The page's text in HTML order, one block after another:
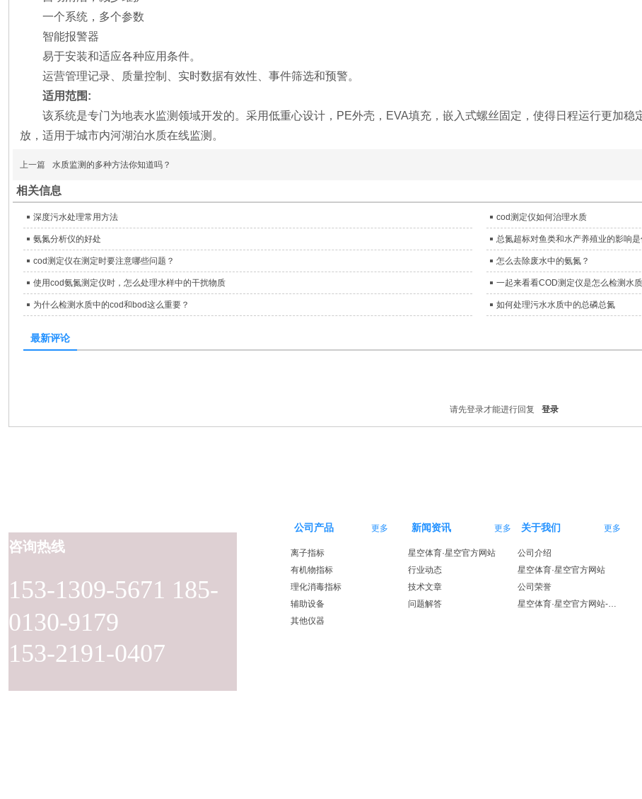
一个系统，多个参数
智能报警器
易于安装和适应各种应用条件。
运营管理记录、质量控制、实时数据有效性、事件筛选和预警。
适用范围:
该系统是专门为地表水监测领域开发的。采用低重心设计，PE外壳，EVA填充，嵌入式螺丝固定，使得日程运行更加
放，适用于城市内河湖泊水质在线监测。
上一篇 水质监测的多种方法你知道吗？
相关信息
深度污水处理常用方法 cod测定仪如何治理水质
氨氮分析仪的好处 总氮超标对鱼类和水产养殖业的影响
cod测定仪在测定时要注意哪些问题？ 怎么去除废水中的氨氮？
使用cod氨氮测定仪时，怎么处理水样中的干扰物质 一起来看看COD测定仪是怎么检测水
为什么检测水质中的cod和bod这么重要？ 如何处理污水水质中的总磷总氮
最新评论
请先登录才能进行回复 登录
153-1309-5671 185-
0130-9179
153-2191-0407
咨询热线
新闻资讯 更多
星空体育·星空官方网站
行业动态
技术文章
问题解答
公司产品 更多
离子指标
有机物指标
理化消毒指标
辅助设备
其他仪器
关于我们 更多
公司介绍
星空体育·星空官方网站
公司荣誉
星空体育·星空官方网站-星空体育（中国）